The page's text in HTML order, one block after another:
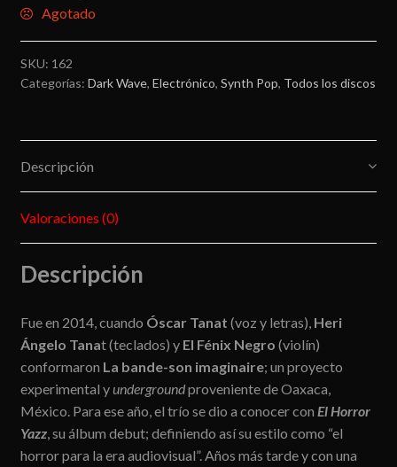
Agotado
SKU: 162
Categorías: Dark Wave, Electrónico, Synth Pop, Todos los discos
Descripción
Valoraciones (0)
Descripción
Fue en 2014, cuando Óscar Tanat (voz y letras), Heri
Ángelo Tanat (teclados) yEl Fénix Negro (violín)
conformaron La bande-son imaginaire; un proyecto
experimental yundergroundproveniente de Oaxaca,
México. Para ese año, el trío se dio a conocer con El Horror
Yazz, su álbum debut; definiendo así su estilo como “el
horror para la era audiovisual”. Años más tarde y con una